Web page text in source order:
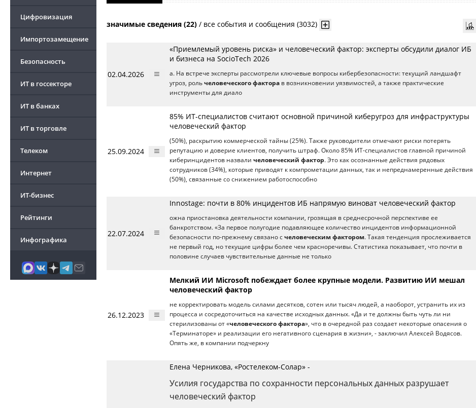
Цифровизация
Импортозамещение
Безопасность
ИТ в госсекторе
ИТ в банках
ИТ в торговле
Телеком
Интернет
ИТ-бизнес
Рейтинги
Инфографика
значимые сведения (22) / все события и сообщения (3032)
02.04.2026
«Приемлемый уровень риска» и человеческий фактор: эксперты обсудили диалог ИБ
и бизнеса на SocioTech 2026
а. На встрече эксперты рассмотрели ключевые вопросы кибербезопасности: текущий ландшафт
угроз, роль человеческого фактора в возникновении уязвимостей, а также практические
инструменты для диало
25.09.2024
85% ИT-специалистов считают основной причиной киберугроз для инфраструктуры
человеческий фактор
(50%), раскрытию коммерческой тайны (25%). Также руководители отмечают риски потерять
репутацию и доверие клиентов, получить штраф. Около 85% ИT-специалистов главной причиной
киберинцидентов назвали человеческий фактор. Это как осознанные действия рядовых
сотрудников (34%), которые приводят к компрометации данных, так и непреднамеренные действия
(50%), связанные со снижением работоспособно
22.07.2024
Innostage: почти в 80% инцидентов ИБ напрямую виноват человеческий фактор
ожна приостановка деятельности компании, грозящая в среднесрочной перспективе ее
банкротством. «За первое полугодие подавляющее количество инцидентов информационной
безопасности по-прежнему связано с человеческим фактором. Такая тенденция прослеживается
не первый год, но текущие цифры более чем красноречивы. Статистика показывает, что почти в
половине случаев чувствительные данные не только
26.12.2023
Мелкий ИИ Microsoft побеждает более крупные модели. Развитию ИИ мешал
человеческий фактор
не корректировать модель силами десятков, сотен или тысяч людей, а наоборот, устранить их из
процесса и сосредоточиться на качестве исходных данных. «Да и те должны быть чуть ли ни
стерилизованы от «человеческого фактора», что в очередной раз создает некоторые опасения о
«Терминаторе» и реализации его негативного сценария в жизни», - заключил Алексей Водясов.
Опять же, в компании подчеркну
Елена Черникова, «Ростелеком-Солар» -
Усилия государства по сохранности персональных данных разрушает
человеческий фактор